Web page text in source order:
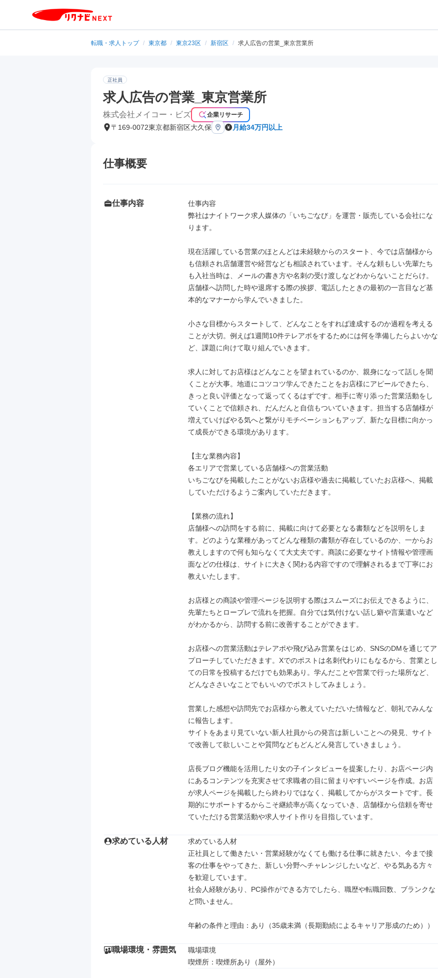
転職・求人トップ / 東京都 / 東京23区 / 新宿区 / 求人広告の営業_東京営業所
正社員
求人広告の営業_東京営業所
株式会社メイコー・ビズ 企業リサーチ
〒169-0072東京都新宿区大久保 月給34万円以上
仕事概要
仕事内容
仕事内容
弊社はナイトワーク求人媒体の「いちごなび」を運営・販売している会社にな
ります。
現在活躍している営業のほとんどは未経験からのスタート、今では店舗様から
も信頼され店舗運営や経営なども相談されています。そんな頼もしい先輩たち
も入社当時は、メールの書き方や名刺の受け渡しなどわからないことだらけ。
店舗様へ訪問した時や退席する際の挨拶、電話したときの最初の一言目など基
本的なマナーから学んでいきました。
小さな目標からスタートして、どんなことをすれば達成するのか過程を考える
ことが大切。例えば1週間10件テレアポをするためには何を準備したらよいかな
ど、課題に向けて取り組んでいきます。
求人に対してお店様はどんなことを望まれているのか、親身になって話しを聞
くことが大事。地道にコツコツ学んできたことをお店様にアピールできたら、
きっと良い評価となって返ってくるはずです。相手に寄り添った営業活動をし
ていくことで信頼され、だんだんと自信もついていきます。担当する店舗様が
増えていけばやる気へと繋がりモチベーションもアップ、新たな目標に向かっ
て成長ができる環境があります。
【主な業務内容】
各エリアで営業している店舗様への営業活動
いちごなびを掲載したことがないお店様や過去に掲載していたお店様へ、掲載
していただけるようご案内していただきます。
【業務の流れ】
店舗様への訪問をする前に、掲載に向けて必要となる書類などを説明をしま
す。どのような業種があってどんな種類の書類が存在しているのか、一からお
教えしますので何も知らなくて大丈夫です。商談に必要なサイト情報や管理画
面などの仕様は、サイトに大きく関わる内容ですので理解されるまで丁寧にお
教えいたします。
お店様との商談や管理ページを説明する際はスムーズにお伝えできるように、
先輩たちとロープレで流れを把握。自分では気付けない話し癖や言葉遣いなど
がわかるから、訪問する前に改善することができます。
お店様への営業活動はテレアポや飛び込み営業をはじめ、SNSのDMを通じてア
プローチしていただきます。Xでのポストは名刺代わりにもなるから、営業とし
ての日常を投稿するだけでも効果あり。学んだことや営業で行った場所など、
どんなささいなことでもいいのでポストしてみましょう。
営業した感想や訪問先でお店様から教えていただいた情報など、朝礼でみんな
に報告します。
サイトをあまり見ていない新人社員からの発言は新しいことへの発見、サイト
で改善して欲しいことや質問などもどんどん発言していきましょう。
店長ブログ機能を活用したり女の子インタビューを提案したり、お店ページ内
にあるコンテンツを充実させて求職者の目に留まりやすいページを作成。お店
が求人ページを掲載したら終わりではなく、掲載してからがスタートです。長
期的にサポートするからこそ継続率が高くなっていき、店舗様から信頼を寄せ
ていただける営業活動や求人サイト作りを目指しています。
求めている人材
求めている人材
正社員として働きたい・営業経験がなくても働ける仕事に就きたい、今まで接
客の仕事をやってきた、新しい分野へチャレンジしたいなど、やる気ある方々
を歓迎しています。
社会人経験があり、PC操作ができる方でしたら、職歴や転職回数、ブランクな
ど問いません。
年齢の条件と理由：あり（35歳未満（長期勤続によるキャリア形成のため））
職場環境・雰囲気
職場環境
喫煙所：喫煙所あり（屋外）